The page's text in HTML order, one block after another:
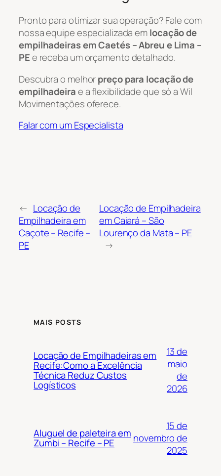
Pronto para otimizar sua operação? Fale com
nossa equipe especializada emlocação de
empilhadeiras em Caetés – Abreu e Lima –
PEe receba um orçamento detalhado.
Descubra o melhorpreço para locação de
empilhadeirae a flexibilidade que só a Wil
Movimentações oferece.
Falar com um Especialista
← Locação de
Empilhadeira em
Caçote – Recife –
PE
Locação de Empilhadeira
em Caiará – São
Lourenço da Mata – PE
→
MAIS POSTS
Locação de Empilhadeiras em
Recife:Como a Excelência
Técnica Reduz Custos
Logísticos
13 de
maio
de
2026
Aluguel de paleteira em
Zumbi – Recife – PE
15 de
novembro de
2025